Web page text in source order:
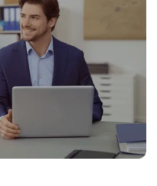
en la gestión
empresa
financieras diseñadas
de tu empresa.